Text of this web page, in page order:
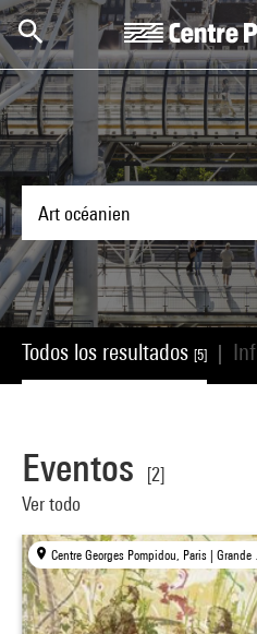
Skip to main content
Centre Pompidou
Todos los resultados [5]
Eventos
[2]
Ver todo